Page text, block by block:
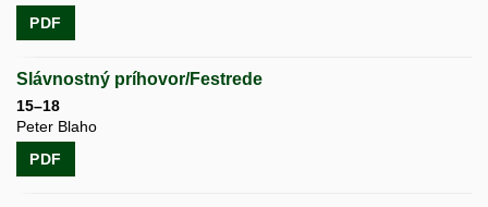
PDF
Slávnostný príhovor/Festrede
15–18
Peter Blaho
PDF